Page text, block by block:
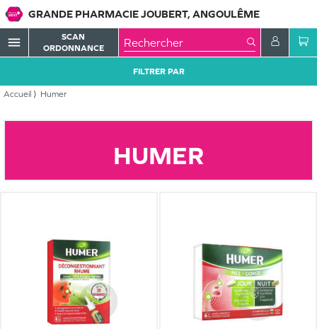
GRANDE PHARMACIE JOUBERT, ANGOULÊME
menu
SCAN
ORDONNANCE
Accueil Humer
FILTRER PAR
HUMER